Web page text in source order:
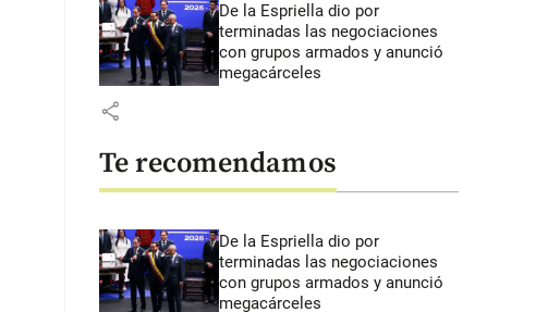
De la Espriella dio por
terminadas las negociaciones
con grupos armados y anunció
megacárceles
share
Te recomendamos
De la Espriella dio por
terminadas las negociaciones
con grupos armados y anunció
megacárceles